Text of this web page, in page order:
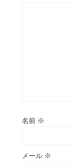
名前 ※
メール ※